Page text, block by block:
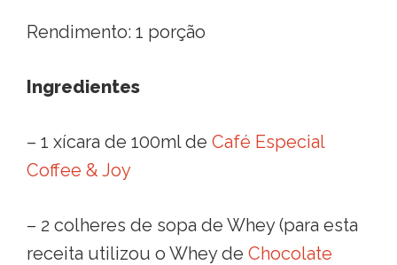
Rendimento: 1 porção
Ingredientes
– 1 xícara de 100ml de Café Especial
Coffee & Joy
– 2 colheres de sopa de Whey (para esta
receita utilizou o Whey de Chocolate